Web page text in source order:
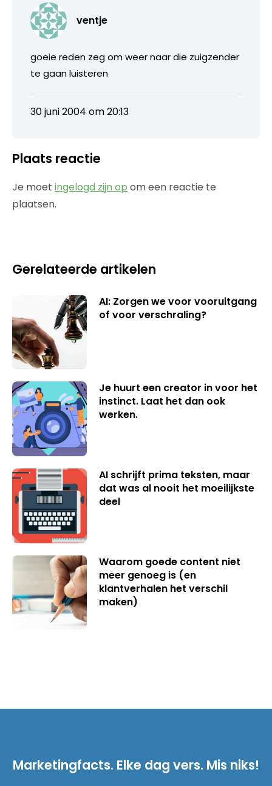
ventje
goeie reden zeg om weer naar die zuigzender
te gaan luisteren
30 juni 2004 om 20:13
Plaats reactie
Je moet ingelogd zijn op om een reactie te
plaatsen.
Gerelateerde artikelen
AI: Zorgen we voor vooruitgang
of voor verschraling?
Je huurt een creator in voor het
instinct. Laat het dan ook
werken.
AI schrijft prima teksten, maar
dat was al nooit het moeilijkste
deel
Waarom goede content niet
meer genoeg is (en
klantverhalen het verschil
maken)
Marketingfacts. Elke dag vers. Mis niks!